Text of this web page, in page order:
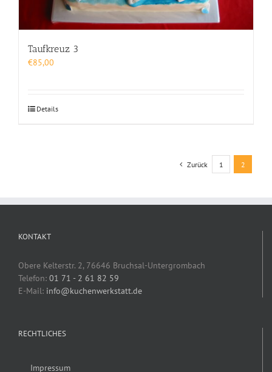
Taufkreuz 3
€85,00
Details
Zurück 1 2
KONTAKT
Obere Kelterstr. 2, 76646 Bruchsal-Untergrombach
Telefon: 01 71 - 2 61 82 59
E-Mail: info@kuchenwerkstatt.de
RECHTLICHES
Impressum